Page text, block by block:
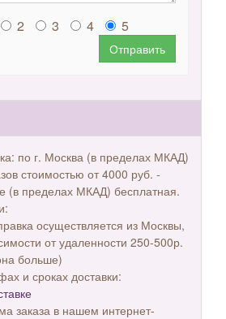
2 3 4 5
Отправить
по г. Москва (в пределах МКАД)
стоимостью от 4000 руб. -
(в пределах МКАД) бесплатная.
осуществляется из Москвы,
от удаленности 250-500р.
больше)
и сроках доставки:
заказа в нашем интернет-